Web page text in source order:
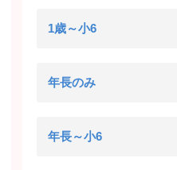
1歳～小6
年長のみ
年長～小6